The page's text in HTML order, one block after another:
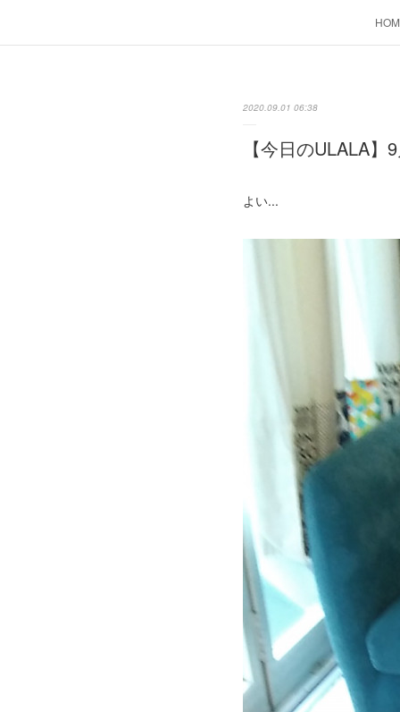
2020.09.01 06:38
【今日のULALA】
よい...